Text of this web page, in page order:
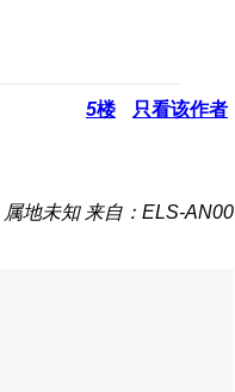
5楼 只看该作者
属地未知 来自：ELS-AN00